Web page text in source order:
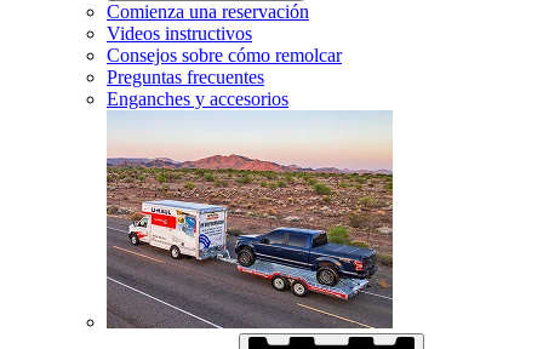
Comienza una reservación
Videos instructivos
Consejos sobre cómo remolcar
Preguntas frecuentes
Enganches y accesorios